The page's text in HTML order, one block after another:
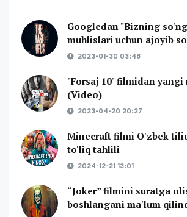
Googledan "Bizning
muhlislari uchun ajoyib
2023-01-30 03:48
"Forsaj 10" filmidan
(Video)
2023-04-20 20:27
Minecraft filmi O'zbek
to'liq tahlili
2024-12-21 13:01
“Joker” filmini suratga
boshlangani ma'lum